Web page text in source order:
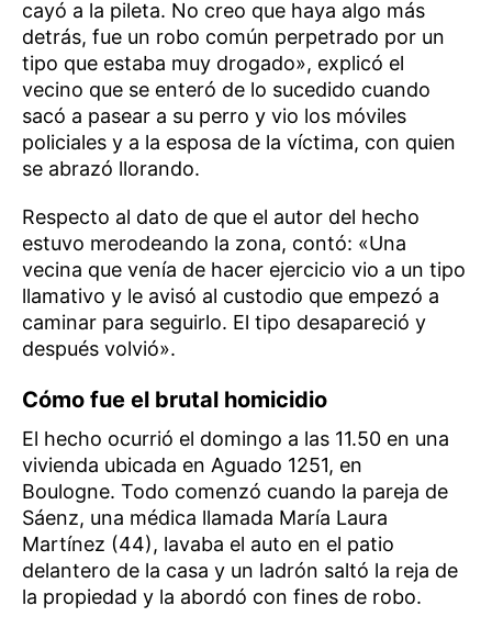
cayó a la pileta. No creo que haya algo más
detrás, fue un robo común perpetrado por un
tipo que estaba muy drogado», explicó el
vecino que se enteró de lo sucedido cuando
sacó a pasear a su perro y vio los móviles
policiales y a la esposa de la víctima, con quien
se abrazó llorando.
Respecto al dato de que el autor del hecho
estuvo merodeando la zona, contó: «Una
vecina que venía de hacer ejercicio vio a un tipo
llamativo y le avisó al custodio que empezó a
caminar para seguirlo. El tipo desapareció y
después volvió».
Cómo fue el brutal homicidio
El hecho ocurrió el domingo a las 11.50 en una
vivienda ubicada en Aguado 1251, en
Boulogne. Todo comenzó cuando la pareja de
Sáenz, una médica llamada María Laura
Martínez (44), lavaba el auto en el patio
delantero de la casa y un ladrón saltó la reja de
la propiedad y la abordó con fines de robo.